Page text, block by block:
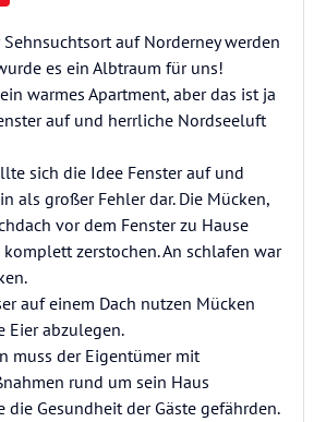
Sehnsuchtsort auf Norderney werden
es ein Albtraum für uns!
warmes Apartment, aber das ist ja
auf und herrliche Nordseeluft
sich die Idee Fenster auf und
als großer Fehler dar. Die Mücken,
vor dem Fenster zu Hause
zerstochen. An schlafen war
auf einem Dach nutzen Mücken
Eier abzulegen.
muss der Eigentümer mit
rund um sein Haus
die Gesundheit der Gäste gefährden.